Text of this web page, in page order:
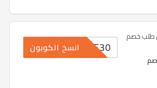
طلب خصم
WPE30انسخ الكوبون